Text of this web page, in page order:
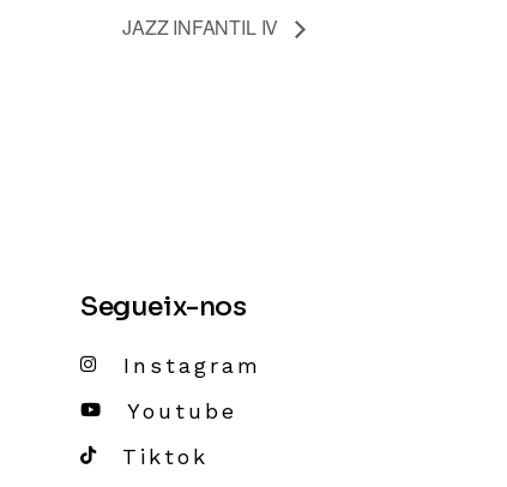
JAZZ INFANTIL IV
Segueix-nos
Instagram
Youtube
Tiktok